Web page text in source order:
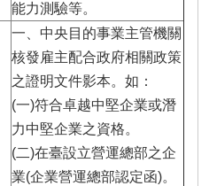
能力測驗等。
一、中央目的事業主管機關
核發雇主配合政府相關政策
之證明文件影本。如：
(一)符合卓越中堅企業或潛
力中堅企業之資格。
(二)在臺設立營運總部之企
業(企業營運總部認定函)。